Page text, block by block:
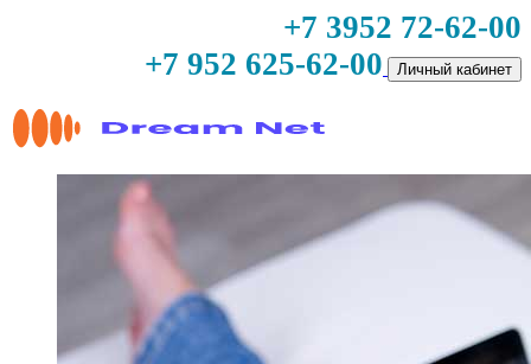
+7 3952 72-62-00
+7 952 625-62-00
Личный кабинет